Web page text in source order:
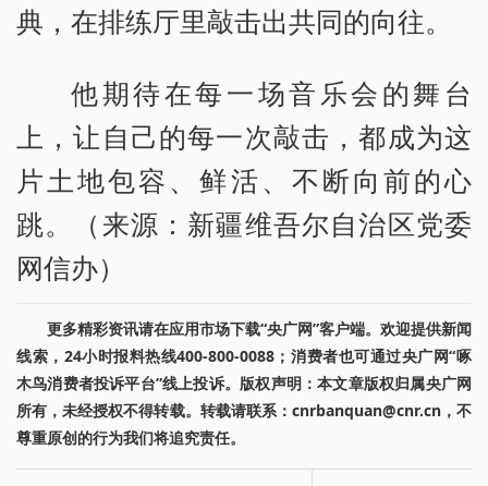
典，在排练厅里敲击出共同的向往。
他期待在每一场音乐会的舞台
上，让自己的每一次敲击，都成为这
片土地包容、鲜活、不断向前的心
跳。（来源：新疆维吾尔自治区党委
网信办）
更多精彩资讯请在应用市场下载“央广网”客户端。欢迎提供新闻
线索，24小时报料热线400-800-0088；消费者也可通过央广网“啄
木鸟消费者投诉平台”线上投诉。版权声明：本文章版权归属央广网
所有，未经授权不得转载。转载请联系：cnrbanquan@cnr.cn，不
尊重原创的行为我们将追究责任。